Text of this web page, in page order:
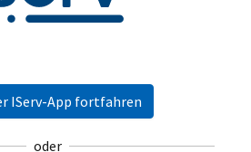
IServ-App fortfahren
oder